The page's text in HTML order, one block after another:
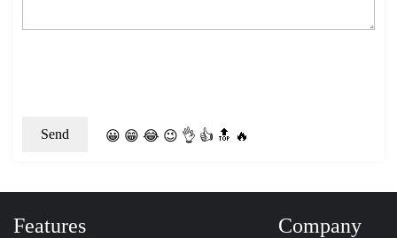
😀 😁 😂 😉 👌 👍 🔝 🔥
Features Company